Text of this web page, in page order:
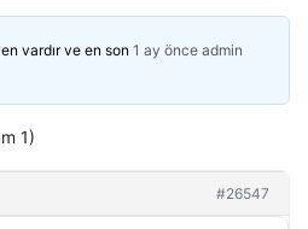
vardır ve en son 1 ay önce admin
1)
#26547